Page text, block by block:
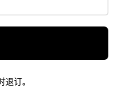
订。